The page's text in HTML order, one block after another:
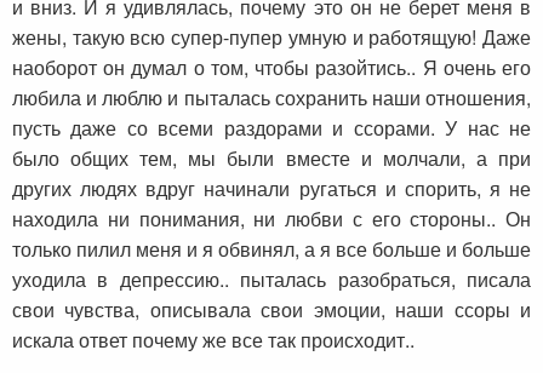
и вниз. И я удивлялась, почему это он не берет меня в
жены, такую всю супер-пупер умную и работящую! Даже
наоборот он думал о том, чтобы разойтись.. Я очень его
любила и люблю и пыталась сохранить наши отношения,
пусть даже со всеми раздорами и ссорами. У нас не
было общих тем, мы были вместе и молчали, а при
других людях вдруг начинали ругаться и спорить, я не
находила ни понимания, ни любви с его стороны.. Он
только пилил меня и я обвинял, а я все больше и больше
уходила в депрессию.. пыталась разобраться, писала
свои чувства, описывала свои эмоции, наши ссоры и
искала ответ почему же все так происходит..